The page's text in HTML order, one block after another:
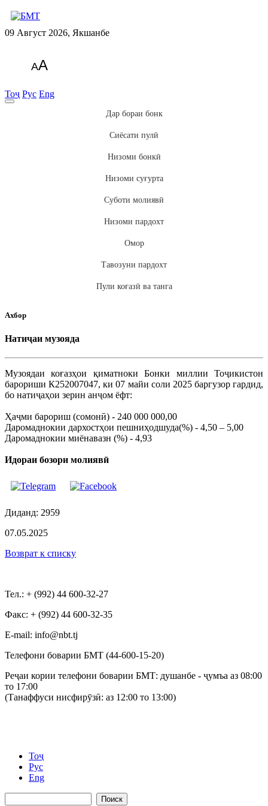
09 Август 2026, Якшанбе
AA
Тоҷ Рус Eng
Дар бораи бонк
Сиёсати пулӣ
Низоми бонкӣ
Низоми суғурта
Суботи молиявӣ
Низоми пардохт
Омор
Тавозуни пардохт
Пули коғазӣ ва танга
Ахбор
Натиҷаи музояда
Музоядаи коғазҳои қиматноки Бонки миллии Тоҷикистон
барориши К252007047, ки 07 майи соли 2025 баргузор гардид,
бо натиҷаҳои зерин анҷом ёфт:
Ҳаҷми барориш (сомонӣ) - 240 000 000,00
Даромаднокии дархостҳои пешниҳодшуда(%) - 4,50 – 5,00
Даромаднокии миёнавазн (%) - 4,93
Идораи бозори молиявӣ
Диданд: 2959
07.05.2025
Возврат к списку
Тел.: + (992) 44 600-32-27
Факс: + (992) 44 600-32-35
Е-mail: info@nbt.tj
Телефони боварии БМТ (44-600-15-20)
Реҷаи кории телефони боварии БМТ: душанбе - ҷумъа аз 08:00
то 17:00
(Танаффуси нисфирӯзӣ: аз 12:00 то 13:00)
Тоҷ
Рус
Eng
Поиск